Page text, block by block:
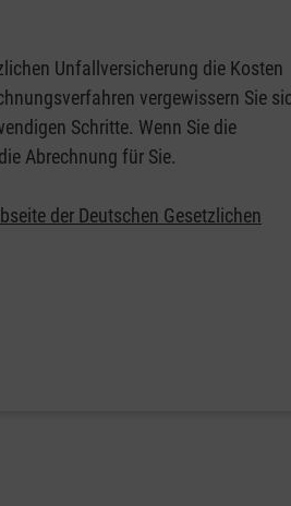
Unfallversicherung die Kosten
vergewissern Sie
Schritte. Wenn Sie die
Abrechnung für Sie.
der Deutschen Gesetzlichen